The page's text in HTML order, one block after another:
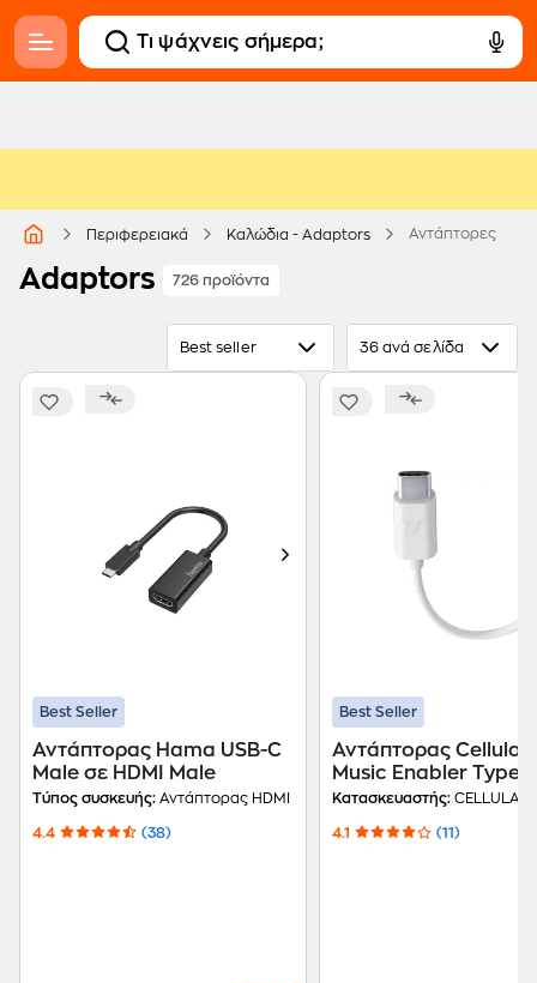
Περιφερειακά Καλώδια - Adaptors Αντάπτορες
Adaptors 726 προϊόντα
Best seller 36 ανά σελίδα
Best Seller
Αντάπτορας Hama USB-C
Male σε HDMI Male
Τύπος συσκευής: Αντάπτορας HDMI
4.4 (38)
Best Seller
Αντάπτορας Cellular
Music Enabler Type-
C σε 3.5mm Jack -
Κατασκευαστής: CELLULAR
4.1 (11)